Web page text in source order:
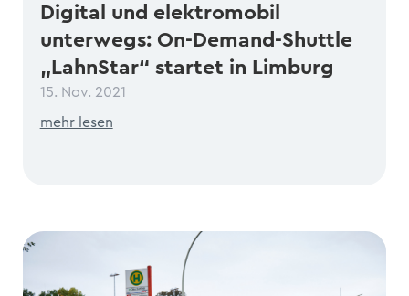
Digital und elektromobil
unterwegs: On-Demand-Shuttle
„LahnStar“ startet in Limburg
15. Nov. 2021
mehr lesen